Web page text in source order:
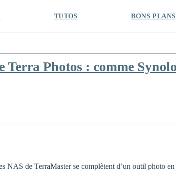
TUTOS BONS PLANS
Photos : comme
NAS de TerraMaster se complètent d’un outil photo